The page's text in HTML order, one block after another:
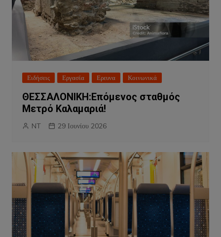
Ειδήσεις Εργασία Ερευνα Κοινωνικά
ΘΕΣΣΑΛΟΝΙΚΗ:Επόμενος σταθμός
Μετρό Καλαμαριά!
NT 29 Ιουνίου 2026